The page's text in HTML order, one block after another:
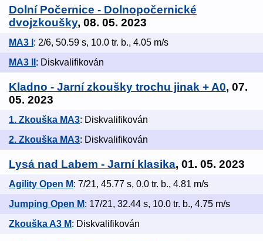
Dolní Počernice - Dolnopočernické
dvojzkoušky, 08. 05. 2023
MA3 I : 2/6, 50.59 s, 10.0 tr. b., 4.05 m/s
MA3 II : Diskvalifikován
Kladno - Jarní zkoušky trochu jinak + A0, 07.
05. 2023
1. Zkouška MA3: Diskvalifikován
2. Zkouška MA3: Diskvalifikován
Lysá nad Labem - Jarní klasika, 01. 05. 2023
Agility Open M: 7/21, 45.77 s, 0.0 tr. b., 4.81 m/s
Jumping Open M: 17/21, 32.44 s, 10.0 tr. b., 4.75 m/s
Zkouška A3 M: Diskvalifikován